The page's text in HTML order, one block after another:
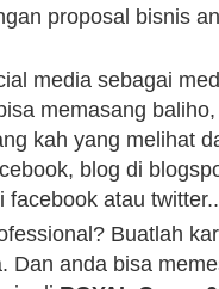
proposal bisnis
media sebagai
memasang
kah yang melihat
blog di
facebook atau twitter..
Buatlah
Dan anda bisa